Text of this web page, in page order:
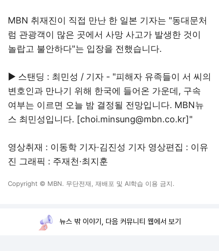
MBN 취재진이 직접 만난 한 일본 기자는 "동대문처
럼 관광객이 많은 곳에서 사망 사고가 발생한 것이
놀랍고 불안하다"는 입장을 전했습니다.
▶ 스탠딩 : 최민성 / 기자 - "피해자 유족들이 서 씨의
변호인과 만나기 위해 한국에 들어온 가운데, 구속
여부는 이르면 오늘 밤 결정될 전망입니다. MBN뉴
스 최민성입니다. [choi.minsung@mbn.co.kr]"
영상취재 : 이동학 기자·김진성 기자 영상편집 : 이유
진 그래픽 : 주재천·최지훈
Copyright © MBN. 무단전재, 재배포 및 AI학습 이용 금지.
뉴스 밖 이야기, 다음 커뮤니티 웹에서 보기